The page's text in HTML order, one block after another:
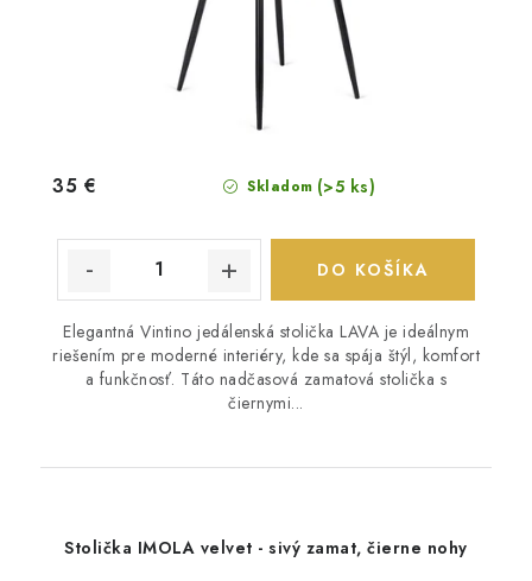
Skladom (>5 ks)
35 €
DO KOŠÍKA
Elegantná Vintino jedálenská stolička LAVA je ideálnym
riešením pre moderné interiéry, kde sa spája štýl, komfort
a funkčnosť. Táto nadčasová zamatová stolička s
čiernymi...
Stolička IMOLA velvet - sivý zamat, čierne nohy